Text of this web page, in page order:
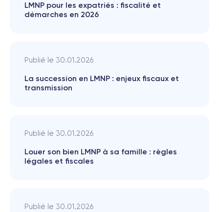
LMNP pour les expatriés : fiscalité et
démarches en 2026
Publié le 30.01.2026
La succession en LMNP : enjeux fiscaux et
transmission
Publié le 30.01.2026
Louer son bien LMNP à sa famille : règles
légales et fiscales
Publié le 30.01.2026